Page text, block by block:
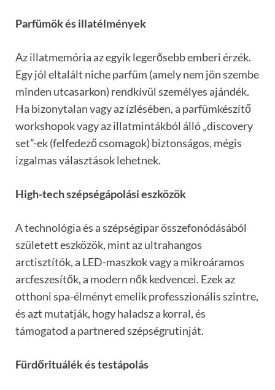
Parfümök és illatélmények
Az illatmemória az egyik legerősebb emberi érzék.
Egy jól eltalált niche parfüm (amely nem jön szembe
minden utcasarkon) rendkívül személyes ajándék.
Ha bizonytalan vagy az ízlésében, a parfümkészítő
workshopok vagy az illatmintákból álló „discovery
set”-ek (felfedező csomagok) biztonságos, mégis
izgalmas választások lehetnek.
High-tech szépségápolási eszközök
A technológia és a szépségipar összefonódásából
született eszközök, mint az ultrahangos
arctisztítók, a LED-maszkok vagy a mikroáramos
arcfeszesítők, a modern nők kedvencei. Ezek az
otthoni spa-élményt emelik professzionális szintre,
és azt mutatják, hogy haladsz a korral, és
támogatod a partnered szépségrutinját.
Fürdőrituálék és testápolás